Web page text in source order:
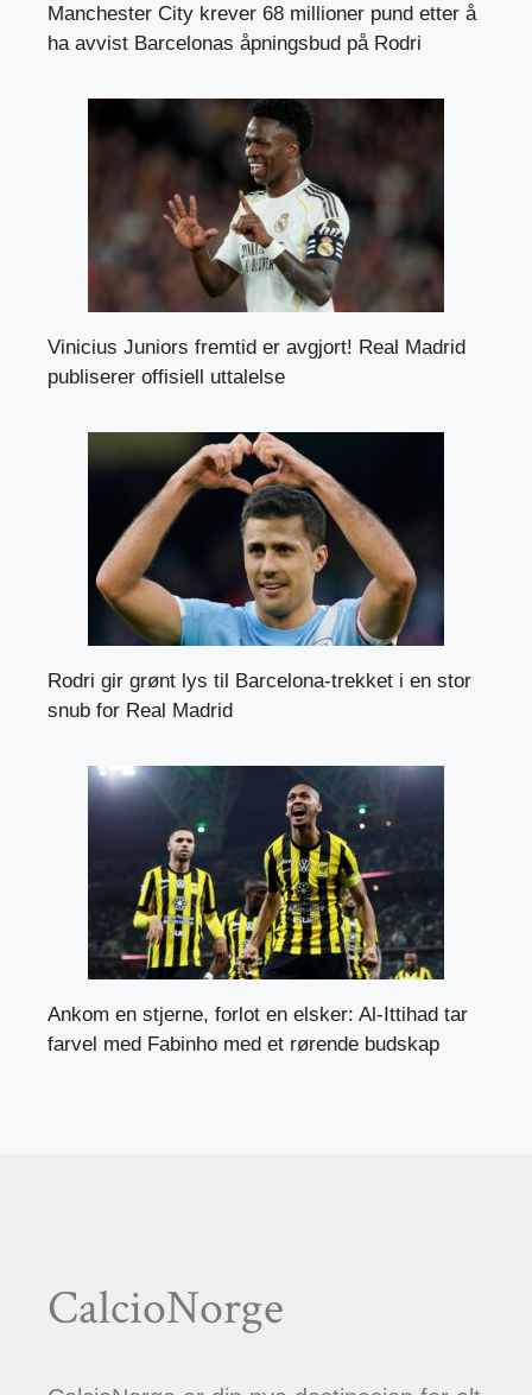
Manchester City krever 68 millioner pund etter å
ha avvist Barcelonas åpningsbud på Rodri
Vinicius Juniors fremtid er avgjort! Real Madrid
publiserer offisiell uttalelse
Rodri gir grønt lys til Barcelona-trekket i en stor
snub for Real Madrid
Ankom en stjerne, forlot en elsker: Al-Ittihad tar
farvel med Fabinho med et rørende budskap
CalcioNorge